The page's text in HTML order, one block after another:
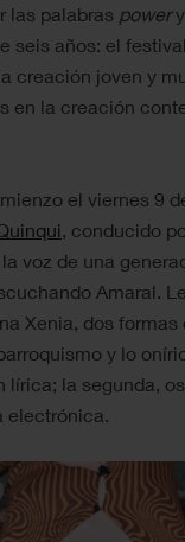
las palabras powery
seis años: el
creación joven y
en la creación
el viernes 9
, conducido
voz de una
Amaral.
Xenia, dos formas
y lo
lírica; la segunda,
electrónica.